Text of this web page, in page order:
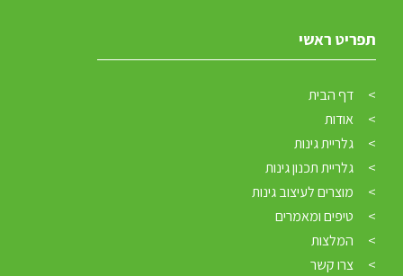
תפריט ראשי
דף הבית
אודות
גלריית גינות
גלריית תכנון גינות
מוצרים לעיצוב גינות
טיפים ומאמרים
המלצות
צרו קשר